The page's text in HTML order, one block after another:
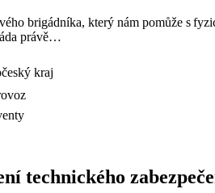
brigádníka, který nám pomůže s
právě…
kraj
technického